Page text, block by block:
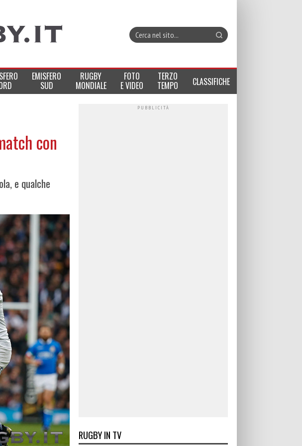
EMISFERO
SUD
RUGBY
MONDIALE
FOTO
E VIDEO
TERZO
TEMPO CLASSIFICHE
con
e qualche
RUGBY IN TV